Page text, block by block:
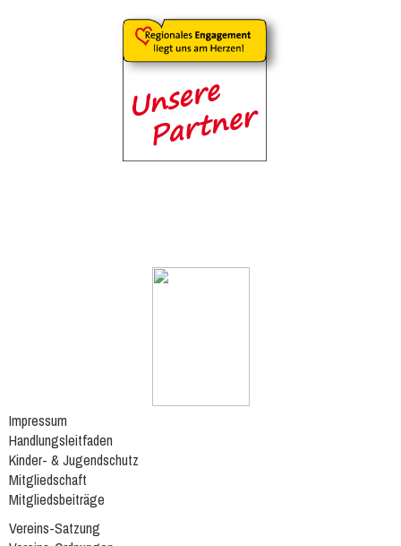
Impressum
Handlungsleitfaden
Kinder- & Jugendschutz
Mitgliedschaft
Mitgliedsbeiträge
Vereins-Satzung